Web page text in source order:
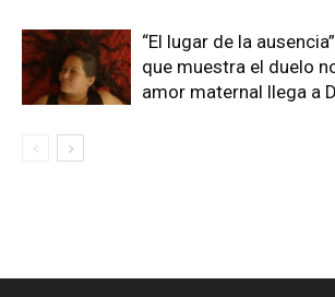
“El lugar de la
que muestra el duelo
amor maternal llega a